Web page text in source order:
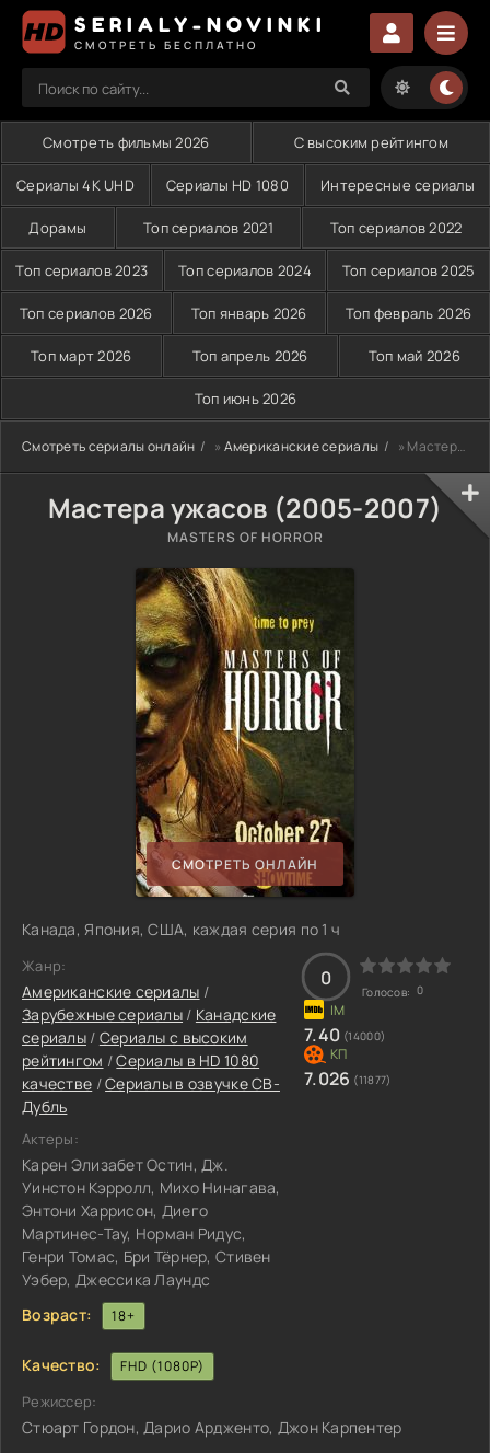
SERIALY-NOVINKI
СМОТРЕТЬ БЕСПЛАТНО
Смотреть фильмы 2026 С высоким рейтингом
Сериалы 4K UHD Сериалы HD 1080 Интересные сериалы
Дорамы Топ сериалов 2021 Топ сериалов 2022
Топ сериалов 2023 Топ сериалов 2024 Топ сериалов 2025
Топ сериалов 2026 Топ январь 2026 Топ февраль 2026
Топ март 2026 Топ апрель 2026 Топ май 2026
Топ июнь 2026
Смотреть сериалы онлайн » Американские сериалы » Мастера ужасов (2005-2007)
Мастера ужасов (2005-2007)
MASTERS OF HORROR
СМОТРЕТЬ ОНЛАЙН
Канада, Япония, США, каждая серия по 1 ч
Жанр:
Американские сериалы /
Зарубежные сериалы / Канадские
сериалы/ Сериалы с высоким
рейтингом /Сериалы в HD 1080
качестве /Сериалы в озвучке СВ-
Дубль
Актеры:
Карен Элизабет Остин, Дж.
Уинстон Кэрролл, Михо Нинагава,
Энтони Харрисон, Диего
Мартинес-Тау, Норман Ридус,
Генри Томас, Бри Тёрнер, Стивен
Уэбер, Джессика Лаундс
Возраст:
18+
0
Голосов: 0
7.40 (14000)
7.026 (11877)
Качество: FHD (1080P)
Режиссер:
Стюарт Гордон, Дарио Ардженто, Джон Карпентер